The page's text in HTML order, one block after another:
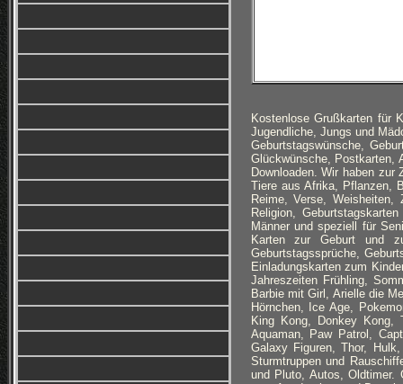
Kostenlose Grußkarten für
Jugendliche, Jungs und
Geburtstagswünsche,
Glückwünsche, Postkarten,
Downloaden. Wir haben
Tiere aus Afrika, Pflanzen,
Reime, Verse, Weisheiten,
Religion,
Männer und speziell für
Karten zur Geburt und
Geburtstagssprüche,
Einladungskarten zum
Jahreszeiten Frühling,
Barbie mit Girl, Arielle die
Hörnchen, Ice Age,
King Kong, Donkey Kong,
Aquaman, Paw Patrol,
Galaxy Figuren, Thor,
Sturmtruppen und
und Pluto, Autos, Oldtimer.